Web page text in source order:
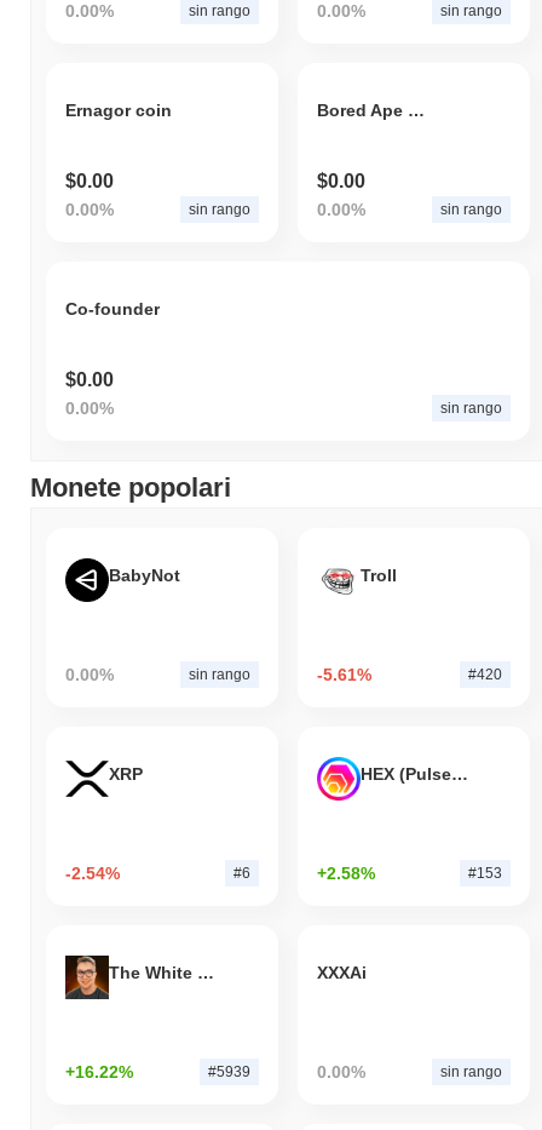
0.00% sin rango 0.00% sin rango
Ernagor coin
$0.00
0.00% sin rango
Bored Ape Token
$0.00
0.00% sin rango
Co-founder
$0.00
0.00% sin rango
Monete popolari
BabyNot
0.00% sin rango
Troll
-5.61% #420
XRP
-2.54% #6
HEX (Pulsechain)
+2.58% #153
The White Bull
+16.22% #5939
XXXAi
0.00% sin rango